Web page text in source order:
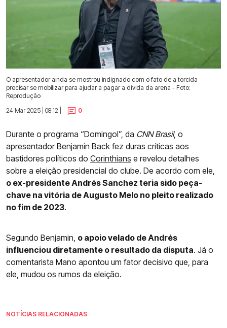
O apresentador ainda se mostrou indignado com o fato de a torcida
precisar se mobilizar para ajudar a pagar a dívida da arena - Foto:
Reprodução
24 Mar 2025 | 08:12 |
0
Durante o programa “Domingol”, da CNN Brasil, o
apresentador Benjamin Back fez duras críticas aos
bastidores políticos do Corinthians e revelou detalhes
sobre a eleição presidencial do clube. De acordo com ele,
o ex-presidente Andrés Sanchez teria sido peça-
chave na vitória de Augusto Melo no pleito realizado
no fim de 2023.
Segundo Benjamin, o apoio velado de Andrés
influenciou diretamente o resultado da disputa. Já o
comentarista Mano apontou um fator decisivo que, para
ele, mudou os rumos da eleição.
NOTÍCIAS RELACIONADAS